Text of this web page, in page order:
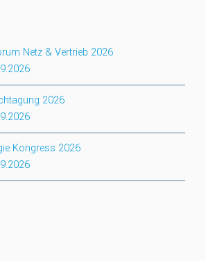
Netz & Vertrieb 2026
2026
Kongress 2026